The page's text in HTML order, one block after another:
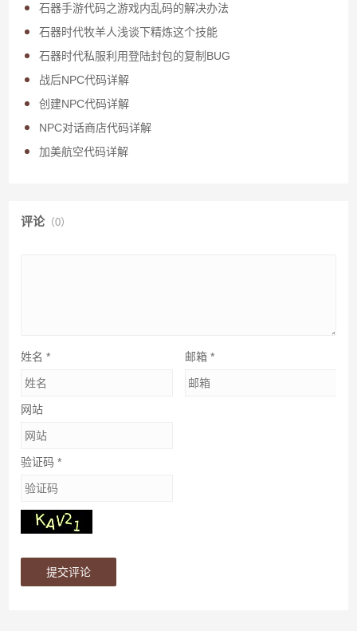
石器手游代码之游戏内乱码的解决办法
石器时代牧羊人浅谈下精炼这个技能
石器时代私服利用登陆封包的复制BUG
战后NPC代码详解
创建NPC代码详解
NPC对话商店代码详解
加美航空代码详解
评论（0）
姓名* 邮箱 *
网站
验证码*